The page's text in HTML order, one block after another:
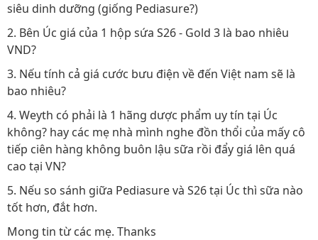
siêu dinh dưỡng (giống Pediasure?)
2. Bên Úc giá của 1 hộp sứa S26 - Gold 3 là bao nhiêu
VND?
3. Nếu tính cả giá cước bưu điện về đến Việt nam sẽ là
bao nhiêu?
4. Weyth có phải là 1 hãng dược phẩm uy tín tại Úc
không? hay các mẹ nhà mình nghe đồn thổi của mấy cô
tiếp ciên hàng không buôn lậu sữa rồi đẩy giá lên quá
cao tại VN?
5. Nếu so sánh giữa Pediasure và S26 tại Úc thì sữa nào
tốt hơn, đắt hơn.
Mong tin từ các mẹ. Thanks